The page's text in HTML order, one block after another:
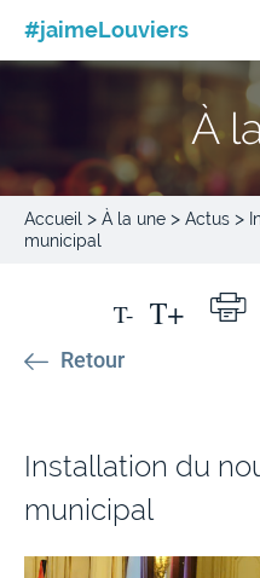
#jaimeLouviers
À
Accueil > À la une > Actus >
municipal
Retour
Installation du
municipal